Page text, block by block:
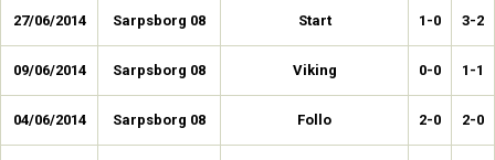
27/06/2014 Sarpsborg 08 Start 1-0 3-2
09/06/2014 Sarpsborg 08 Viking 0-0 1-1
04/06/2014 Sarpsborg 08 Follo 2-0 2-0